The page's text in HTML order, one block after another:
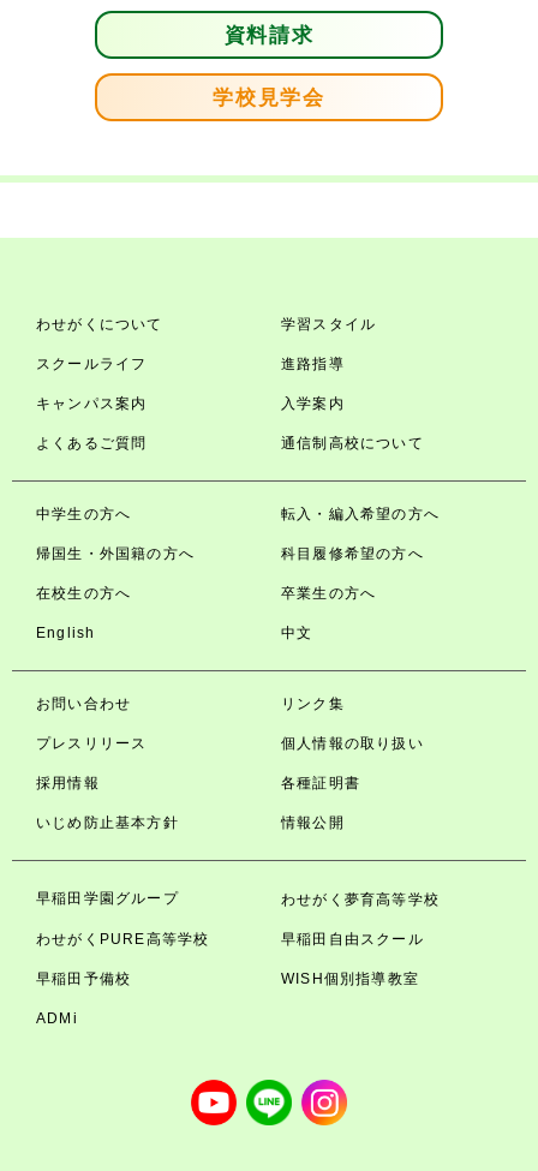
資料請求
学校見学会
わせがくについて 学習スタイル
スクールライフ 進路指導
キャンパス案内 入学案内
よくあるご質問 通信制高校について
中学生の方へ 転入・編入希望の方へ
帰国生・外国籍の方へ 科目履修希望の方へ
在校生の方へ 卒業生の方へ
English 中文
お問い合わせ リンク集
プレスリリース 個人情報の取り扱い
採用情報 各種証明書
いじめ防止基本方針 情報公開
早稲田学園グループ わせがく夢育高等学校
わせがくPURE高等学校 早稲田自由スクール
早稲田予備校 WISH個別指導教室
ADMi